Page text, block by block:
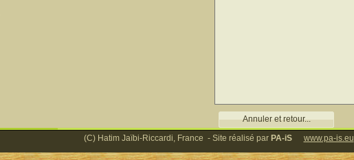
Annuler et retour...
(C) Hatim Jaïbi-Riccardi, France - Site réalisé par PA-iS www.pa-is.eu